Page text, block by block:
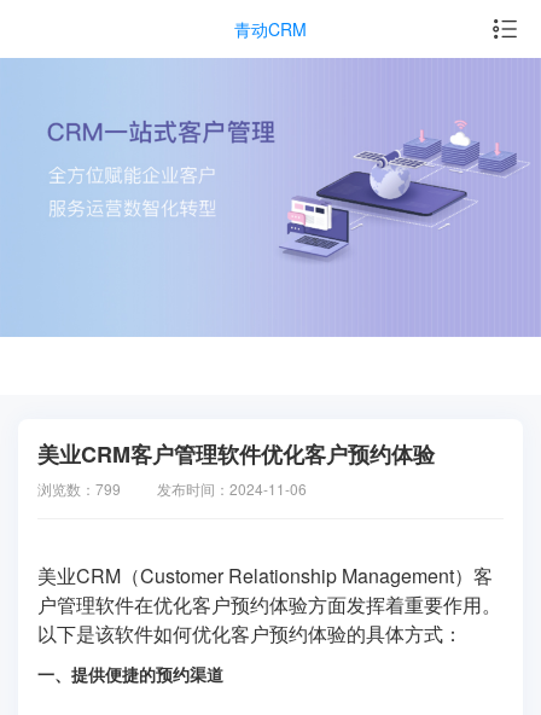
青动CRM
美业CRM客户管理软件优化客户预约体验
浏览数：799 发布时间：2024-11-06
美业CRM（Customer Relationship Management）客
户管理软件在优化客户预约体验方面发挥着重要作用。
以下是该软件如何优化客户预约体验的具体方式：
一、提供便捷的预约渠道